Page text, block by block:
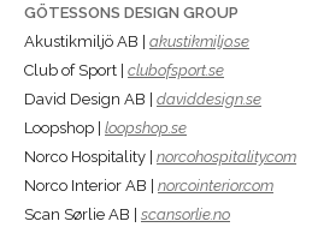
GÖTESSONS DESIGN GROUP
Akustikmiljö AB | akustikmiljo.se
Club of Sport | clubofsport.se
David Design AB | daviddesign.se
Loopshop | loopshop.se
Norco Hospitality | norcohospitality.com
Norco Interior AB | norcointerior.com
Scan Sørlie AB | scansorlie.no